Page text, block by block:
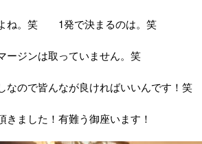
ね。笑 1発で決まるのは。笑
ージンは取っていません。笑
なので皆んなが良ければいいんです！笑
きました！有難う御座います！